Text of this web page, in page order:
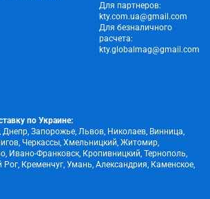
Для партнеров:
kty.com.ua@gmail.com
Для безналичного
расчета:
kty.globalmag@gmail.com
по Украине:
Днепр, Запорожье, Львов, Николаев, Винница,
Черкассы, Хмельницкий, Житомир,
Ивано-Франковск, Кропивницкий, Тернополь,
Кременчуг, Умань, Александрия, Каменское,